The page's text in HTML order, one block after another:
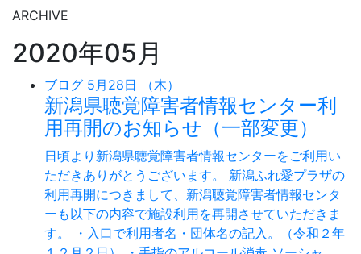
ARCHIVE
2020年05月
ブログ 5月28日 （木）
新潟県聴覚障害者情報センター利
用再開のお知らせ（一部変更）
日頃より新潟県聴覚障害者情報センターをご利用い
ただきありがとうございます。 新潟ふれ愛プラザの
利用再開につきまして、新潟聴覚障害者情報センタ
ーも以下の内容で施設利用を再開させていただきま
す。 ・入口で利用者名・団体名の記入。（令和２年